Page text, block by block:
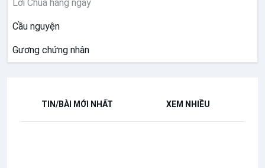
Lời Chúa hằng ngày
Cầu nguyện
Gương chứng nhân
TIN/BÀI MỚI NHẤT XEM NHIỀU